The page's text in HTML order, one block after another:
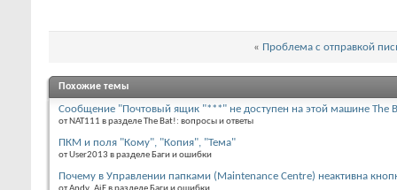
« Проблема с отправкой
Похожие темы
Сообщение "Почтовый ящик "***" не доступен на этой машине The
от NAT111 в разделе The Bat!: вопросы и ответы
ПКМ и поля "Кому", "Копия", "Тема"
от User2013 в разделе Баги и ошибки
Почему в Управлении папками (Maintenance Centre) неактивна